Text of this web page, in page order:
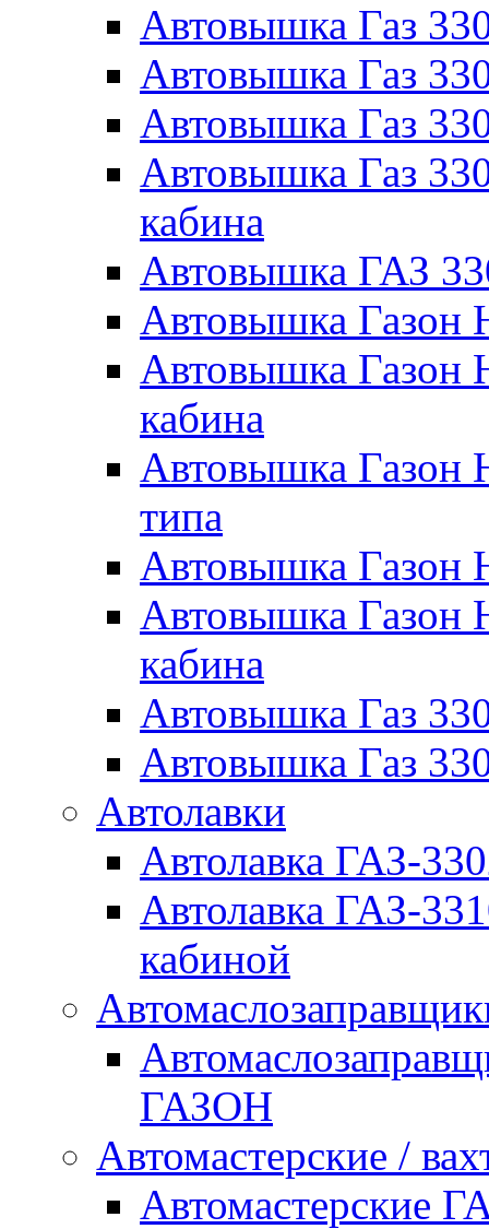
Автовышка Газ
Автовышка Газ
Автовышка Газ
Автовышка Газ
кабина
Автовышка ГАЗ
Автовышка
Автовышка Газон
кабина
Автовышка Газон
типа
Автовышка Газон
Автовышка Газон
кабина
Автовышка Газ
Автовышка Газ
Автолавки
Автолавка ГАЗ-
Автолавка ГАЗ-
кабиной
ГАЗОН
Автомастерские /
Автомастерские